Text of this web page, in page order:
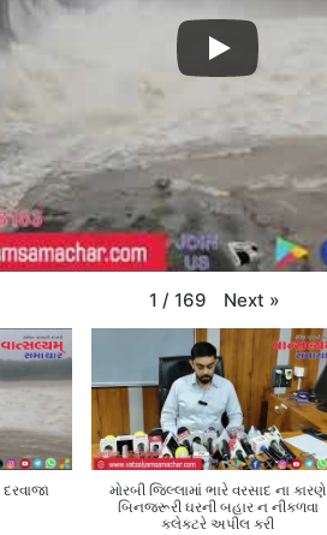
1 / 169 Next »
મોરબી જિલ્લામાં ભારે વરસાદ ના કારણે
બિનજરૂરી ઘરની બહાર ન નીકળવા
કલેક્ટરે અપીલ કરી